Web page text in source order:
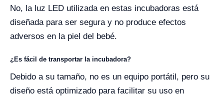
No, la luz LED utilizada en estas incubadoras está
diseñada para ser segura y no produce efectos
adversos en la piel del bebé.
¿Es fácil de transportar la incubadora?
Debido a su tamaño, no es un equipo portátil, pero su
diseño está optimizado para facilitar su uso en